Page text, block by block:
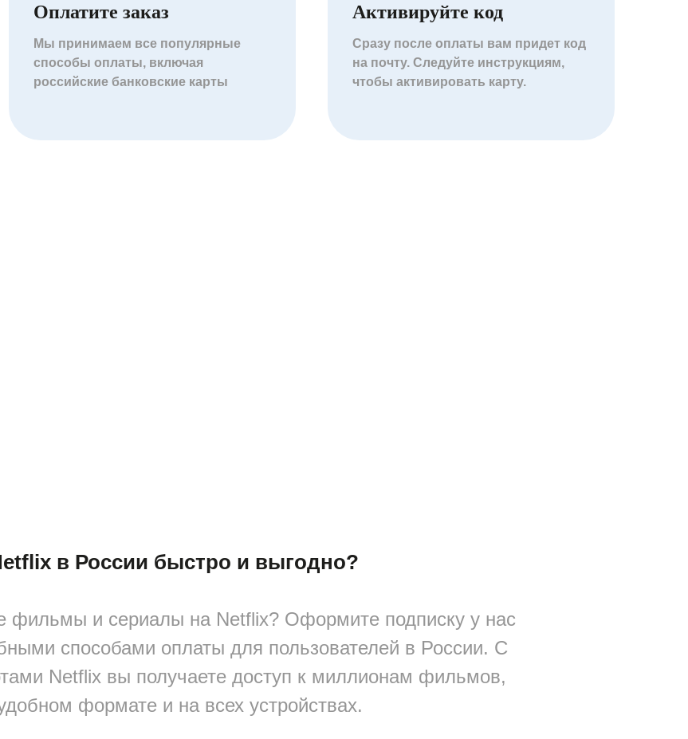
Оплатите заказ
Мы принимаем все популярные
способы оплаты, включая
российские банковские карты
Активируйте код
Сразу после оплаты вам придет код
на почту. Следуйте инструкциям,
чтобы активировать карту.
в России быстро и выгодно?
фильмы и сериалы на Netflix? Оформите подписку у нас
способами оплаты для пользователей в России. С
Netflix вы получаете доступ к миллионам фильмов,
формате и на всех устройствах.